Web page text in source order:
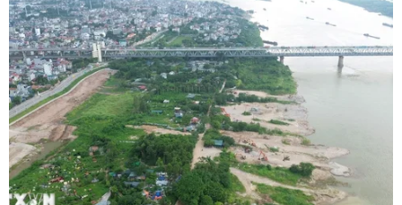
'Thực đơn' sách phong phú cho độc
giả nhỏ tuổi nhân Ngày Quốc tế
Thiếu nhi 1/6
31/05/2026 01:12
Xem thêm